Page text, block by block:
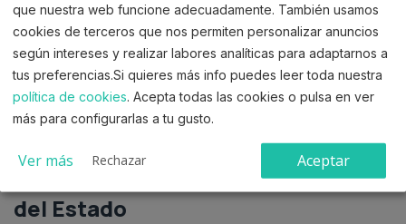
Activar prueba gratis 7 días
Sin tarjeta. Empieza ahora y pruébalo sin compromiso.
Precio de Auxiliar Administrativo
del Estado
que nuestra web funcione adecuadamente. También usamos
cookies de terceros que nos permiten personalizar anuncios
según intereses y realizar labores analíticas para adaptarnos a
tus preferencias.Si quieres más info puedes leer toda nuestra
política de cookies. Acepta todas las cookies o pulsa en ver
más para configurarlas a tu gusto.
Ver más Rechazar Aceptar